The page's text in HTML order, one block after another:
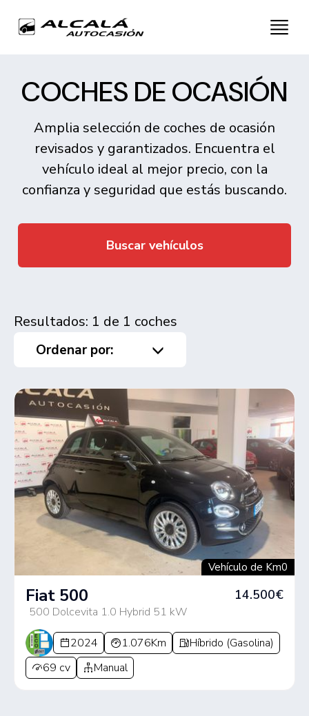
COCHES DE OCASIÓN
Amplia selección de coches de ocasión
revisados y garantizados. Encuentra el
vehículo ideal al mejor precio, con la
confianza y seguridad que estás buscando.
Buscar vehículos
Resultados: 1 de 1 coches
Ordenar por:
Vehículo de Km0
Fiat 500
500 Dolcevita 1.0 Hybrid 51 kW
14.500€
2024 1.076Km
Híbrido (Gasolina)
69 cv
Manual